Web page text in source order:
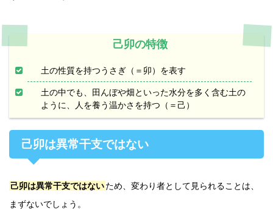
己卯の特徴
土の性質を持つうさぎ（＝卯）を表す
土の中でも、田んぼや畑といった水分を多く含む土の
ように、人を養う温かさを持つ（＝己）
己卯は異常干支ではない
己卯は異常干支ではないため、変わり者として見られることは、
まずないでしょう。